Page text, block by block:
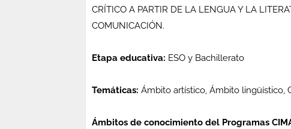
CRÍTICO A PARTIR DE LA LENGUA Y LA
COMUNICACIÓN.
Etapa educativa: ESO y Bachillerato
Temáticas: Ámbito artístico, Ámbito lingüístico,
Ámbitos de conocimiento del Programas